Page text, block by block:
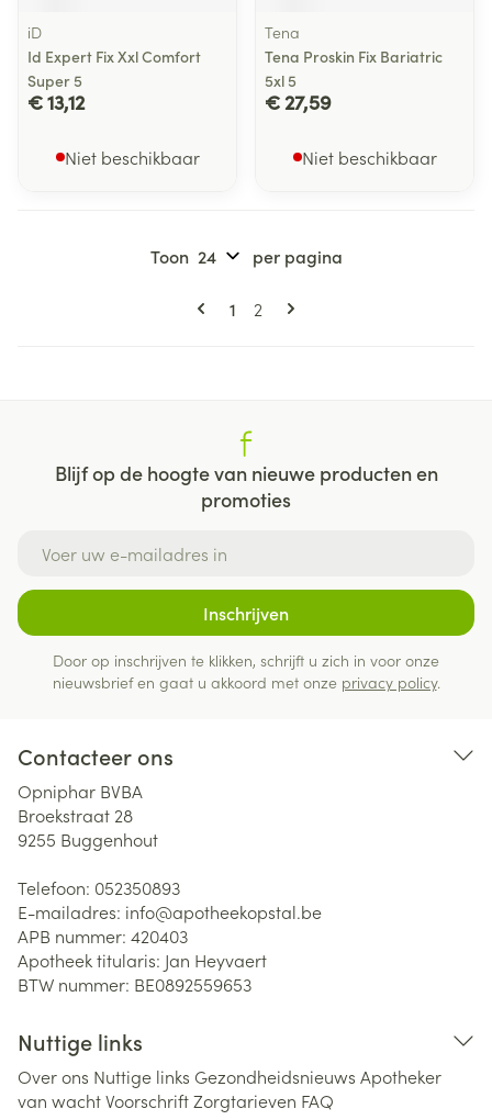
iD
Id Expert Fix Xxl Comfort
Super 5
€ 13,12
Niet beschikbaar
Tena
Tena Proskin Fix Bariatric
5xl 5
€ 27,59
Niet beschikbaar
Pagina's
U lees momenteel pagina
1 Pagina
2
Toon per pagina
Blijf op de hoogte van nieuwe producten en
promoties
Inschrijven
Door op inschrijven te klikken, schrijft u zich in voor onze
nieuwsbrief en gaat u akkoord met onze privacy policy.
Contacteer ons
Opniphar BVBA
Broekstraat 28
9255 Buggenhout
Telefoon: 052350893
E-mailadres: info@apotheekopstal.be
APB nummer: 420403
Apotheek titularis: Jan Heyvaert
BTW nummer: BE0892559653
Nuttige links
Over ons Nuttige links Gezondheidsnieuws Apotheker
van wachtVoorschriftZorgtarieven FAQ